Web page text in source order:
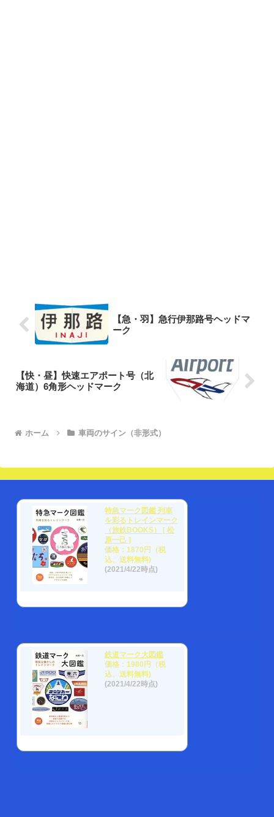
【急・羽】急行伊那路号ヘッドマ
ーク
【快・昼】快速エアポート号（北
海道）6角形ヘッドマーク
ホーム 車両のサイン（非形式）
特急マーク図鑑 列車
を彩るトレインマーク
（旅鉄BOOKS） [ 松
原一己 ]
価格：1870円（税
込、送料無料)
(2021/4/22時点)
鉄道マーク大図鑑
価格：1980円（税
込、送料無料)
(2021/4/22時点)